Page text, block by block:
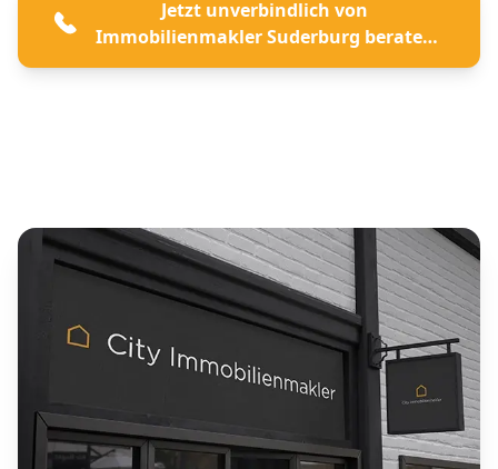
Jetzt unverbindlich von
Immobilienmakler Suderburg beraten
lassen